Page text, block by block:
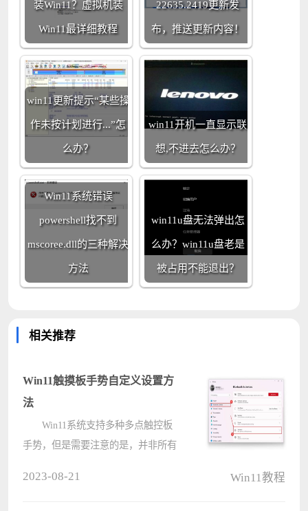
装Win11？虚拟机装
Win11最详细教程
22635.2419更新发
布，推送更新内容！
win11更新提示“某些操
作未按计划进行...”怎
么办？
win11开机一直显示联
想,不进去怎么办？
Win11系统错误
powershell找不到
mscoree.dll的三种解决
方法
win11u盘无法弹出怎
么办？win11u盘老是
被占用不能退出？
相关推荐
Win11触摸板手势自定义设置方
法
Win11系统支持多种多点触控板
手势，但是需要注意的是，并非所有
2023-08-21 Win11教程